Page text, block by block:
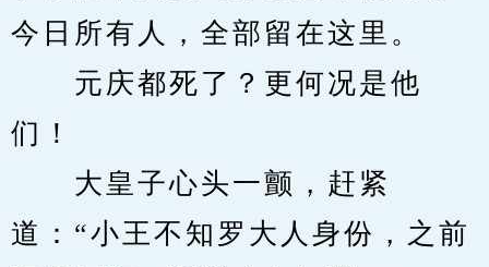
今日所有人，全部留在这里。
元庆都死了？更何况是他
们！
大皇子心头一颤，赶紧
道：“小王不知罗大人身份，之前